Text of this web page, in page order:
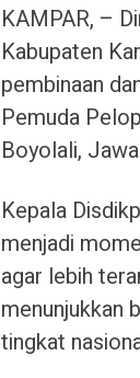
KAMPAR, –
Kabupaten
pembinaan
Pemuda
Boyolali,
Kepala
menjadi
agar lebih
menunjukkan
tingkat